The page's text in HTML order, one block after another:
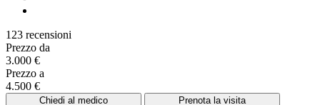
123 recensioni
Prezzo da
3.000 €
Prezzo a
4.500 €
Chiedi al medico
Prenota la visita